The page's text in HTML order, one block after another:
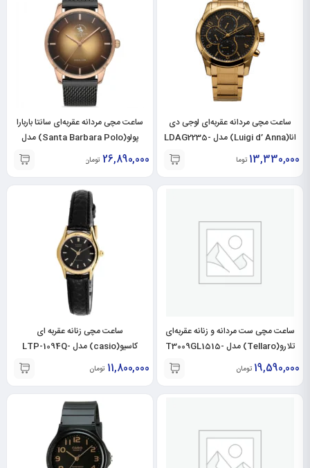
ساعت مچی مردانه عقربه‌ای لوجی دی
انا(Luigi d’ Anna) مدل LDAG2235-
13,330,000 تومان
ساعت مچی مردانه عقربه‌ای سانتا باربارا
پولو(Santa Barbara Polo) مدل
SB.1.10147-426,890,000 تومان
ساعت مچی ست مردانه و زنانه عقربه‌ای
تلارو(Tellaro) مدل T3009GL1515-
T3009LL151519,590,000 تومان
ساعت مچی زنانه عقربه ای
کاسیو(casio) مدل LTP-1094Q-
11,800,000 تومان